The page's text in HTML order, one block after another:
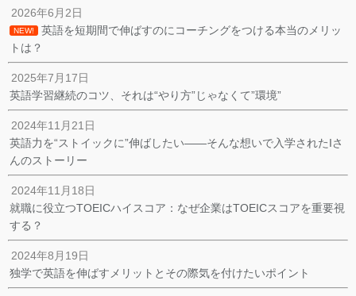
2026年6月2日
NEW!
英語を短期間で伸ばすのにコーチングをつける本当のメリッ
トは？
2025年7月17日
英語学習継続のコツ、それは“やり方”じゃなくて”環境”
2024年11月21日
英語力を“ストイックに”伸ばしたい——そんな想いで入学されたIさ
んのストーリー
2024年11月18日
就職に役立つTOEICハイスコア：なぜ企業はTOEICスコアを重要視
する？
2024年8月19日
独学で英語を伸ばすメリットとその際気を付けたいポイント